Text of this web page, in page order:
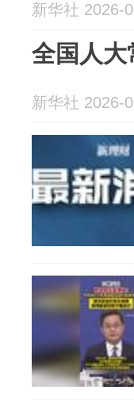
新华社 2026-
全国人大
新华社 2026-